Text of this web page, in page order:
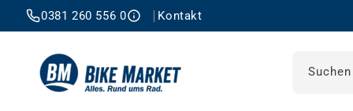
0381 260 556 0 Kontakt
Suchen